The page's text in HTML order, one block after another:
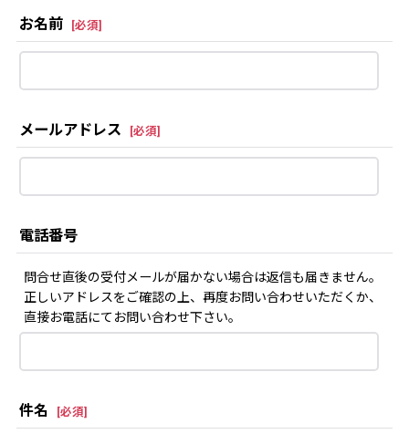
お名前 [必須]
メールアドレス [必須]
電話番号
問合せ直後の受付メールが届かない場合は返信も届きません。
正しいアドレスをご確認の上、再度お問い合わせいただくか、
直接お電話にてお問い合わせ下さい。
件名 [必須]